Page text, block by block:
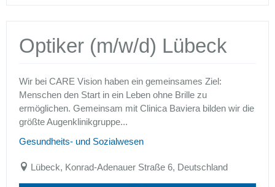
Optiker (m/w/d) Lübeck
Wir bei CARE Vision haben ein gemeinsames Ziel:
Menschen den Start in ein Leben ohne Brille zu
ermöglichen. Gemeinsam mit Clinica Baviera bilden wir die
größte Augenklinikgruppe...
Gesundheits- und Sozialwesen
Lübeck, Konrad-Adenauer Straße 6, Deutschland